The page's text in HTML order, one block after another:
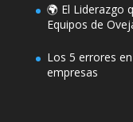
🌍 El Liderazgo
Equipos de
Los 5 errores
empresas